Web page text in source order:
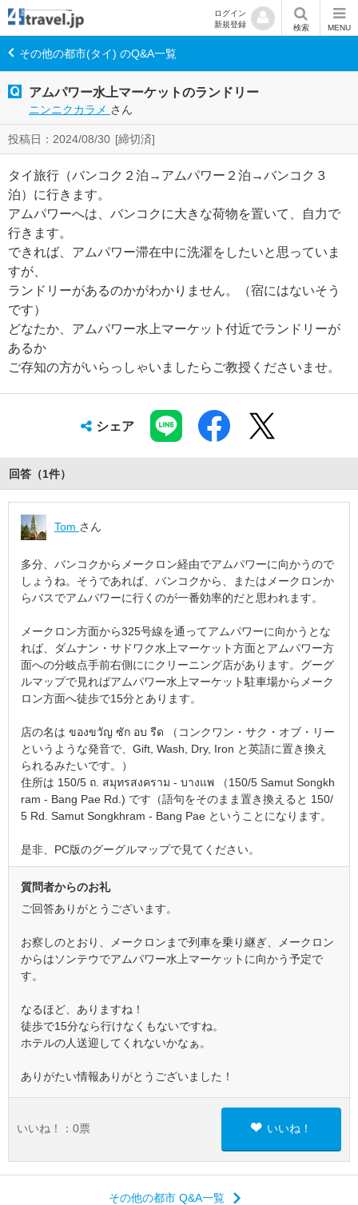
ログイン
新規登録
検索 MENU
その他の都市(タイ) のQ&A一覧
アムパワー水上マーケットのランドリー
ニンニクカラメ さん
投稿日：2024/08/30 [締切済]
タイ旅行（バンコク２泊→アムパワー２泊→バンコク３
泊）に行きます。
アムパワーへは、バンコクに大きな荷物を置いて、自力で
行きます。
できれば、アムパワー滞在中に洗濯をしたいと思っていま
すが、
ランドリーがあるのかがわかりません。（宿にはないそう
です）
どなたか、アムパワー水上マーケット付近でランドリーが
あるか
ご存知の方がいらっしゃいましたらご教授くださいませ。
シェア
回答（1件）
Tom さん
多分、バンコクからメークロン経由でアムパワーに向かうので
しょうね。そうであれば、バンコクから、またはメークロンか
らバスでアムパワーに行くのが一番効率的だと思われます。
メークロン方面から325号線を通ってアムパワーに向かうとな
れば、ダムナン・サドワク水上マーケット方面とアムパワー方
面への分岐点手前右側ににクリーニング店があります。グーグ
ルマップで見ればアムパワー水上マーケット駐車場からメーク
ロン方面へ徒歩で15分とあります。
店の名は ของขวัญ ซัก อบ รีด （コンクワン・サク・オブ・リー
というような発音で、Gift, Wash, Dry, Iron と英語に置き換え
られるみたいです。）
住所は 150/5 ถ. สมุทรสงคราม - บางแพ （150/5 Samut Songkh
ram - Bang Pae Rd.) です（語句をそのまま置き換えると 150/
5 Rd. Samut Songkhram - Bang Pae ということになります。
是非、PC版のグーグルマップで見てください。
質問者からのお礼
ご回答ありがとうございます。
お察しのとおり、メークロンまで列車を乗り継ぎ、メークロン
からはソンテウでアムパワー水上マーケットに向かう予定で
す。
なるほど、ありますね！
徒歩で15分なら行けなくもないですね。
ホテルの人送迎してくれないかなぁ。
ありがたい情報ありがとうございました！
いいね！： 0票 いいね！
その他の都市 Q&A一覧